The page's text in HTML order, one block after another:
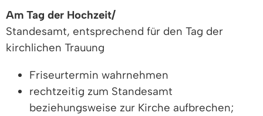
Am Tag der Hochzeit/
Standesamt, entsprechend für den Tag der
kirchlichen Trauung
Friseurtermin wahrnehmen
rechtzeitig zum Standesamt
beziehungsweise zur Kirche aufbrechen;